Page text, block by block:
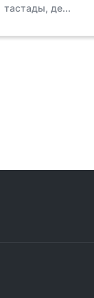
тастады, де...